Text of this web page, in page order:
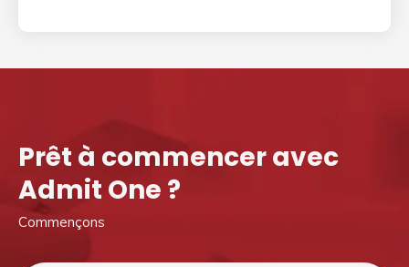
Prêt à commencer avec
Admit One ?
Commençons